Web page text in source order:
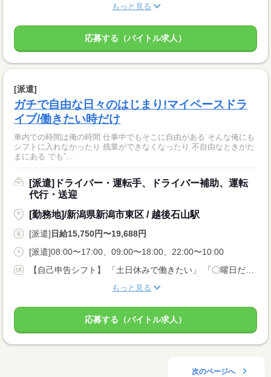
もっと見る
応募する（バイトル求人）
[派遣]
ガチで自由な日々のはじまり!マイペースドラ
イブ/働きたい時だけ
車内での時間は俺の時間 仕事中でもそこに自由がある そんな俺にも
シフトに入れなかったり 残業ができなくなったり 不自由なときがた
まにある でも”...
[派遣]ドライバー・運転手、ドライバー補助、運転
代行・送迎
[勤務地]/新潟県新潟市東区 / 越後石山駅
[派遣] 日給15,750円〜19,688円
[派遣]08:00〜17:00、09:00〜18:00、22:00〜10:00
もっと見る
応募する（バイトル求人）
次のページへ